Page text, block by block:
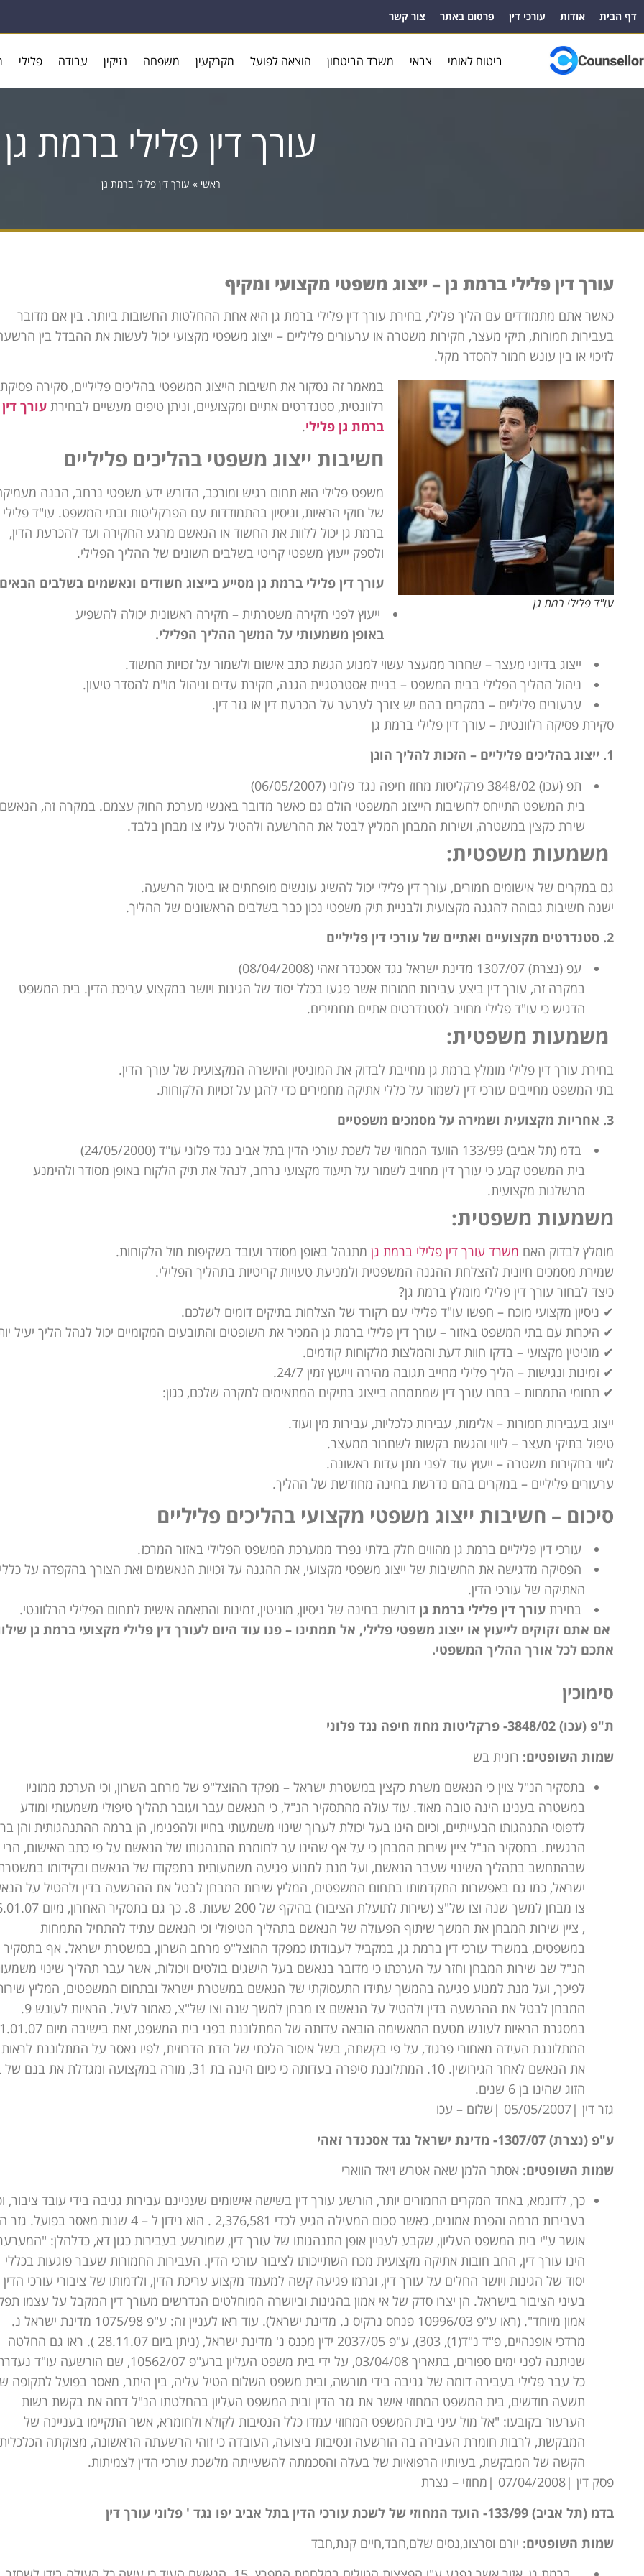
דף הבית אודות עורכי דין פרסום באתר צור קשר
ביטוח לאומי צבאי משרד הביטחון הוצאה לפועל מקרקעין משפחה נזיקין עבודה פלילי
עורך דין פלילי ברמת גן
ראשי » עורך דין פלילי ברמת גן
עורך דין פלילי ברמת גן – ייצוג משפטי מקצועי ומקיף
כאשר אתם מתמודדים עם הליך פלילי, בחירת עורך דין פלילי ברמת גן היא אחת ההחלטות החשובות ביותר. בין אם מדובר
בעבירות חמורות, תיקי מעצר, חקירות משטרה או ערעורים פליליים – ייצוג משפטי מקצועי יכול לעשות את ההבדל בין
לזיכוי או בין עונש חמור להסדר מקל.
עו"ד פלילי רמת גן
במאמר זה נסקור את חשיבות הייצוג המשפטי בהליכים פליליים, סקירה
רלוונטית, סטנדרטים אתיים ומקצועיים, וניתן טיפים מעשיים לבחירת עורך דין
ברמת גן פלילי.
חשיבות ייצוג משפטי בהליכים פליליים
משפט פלילי הוא תחום רגיש ומורכב, הדורש ידע משפטי נרחב, הבנה
של חוקי הראיות, וניסיון בהתמודדות עם הפרקליטות ובתי המשפט. עו"ד פלילי
ברמת גן יכול ללוות את החשוד או הנאשם מרגע החקירה ועד להכרעת הדין,
ולספק ייעוץ משפטי קריטי בשלבים השונים של ההליך הפלילי.
עורך דין פלילי ברמת גן מסייע בייצוג חשודים ונאשמים בשלבים
ייעוץ לפני חקירה משטרתית – חקירה ראשונית יכולה להשפיע
באופן משמעותי על המשך ההליך הפלילי.
ייצוג בדיוני מעצר – שחרור ממעצר עשוי למנוע הגשת כתב אישום ולשמור על זכויות החשוד.
ניהול ההליך הפלילי בבית המשפט – בניית אסטרטגיית הגנה, חקירת עדים וניהול מו"מ להסדר טיעון.
ערעורים פליליים – במקרים בהם יש צורך לערער על הכרעת דין או גזר דין.
סקירת פסיקה רלוונטית – עורך דין פלילי ברמת גן
1. ייצוג בהליכים פליליים – הזכות להליך הוגן
תפ (עכו) 3848/02 פרקליטות מחוז חיפה נגד פלוני (06/05/2007)
בית המשפט התייחס לחשיבות הייצוג המשפטי הולם גם כאשר מדובר באנשי מערכת החוק עצמם. במקרה זה, הנאשם
שירת כקצין במשטרה, ושירות המבחן המליץ לבטל את ההרשעה ולהטיל עליו צו מבחן בלבד.
משמעות משפטית:
גם במקרים של אישומים חמורים, עורך דין פלילי יכול להשיג עונשים מופחתים או ביטול הרשעה.
ישנה חשיבות גבוהה להגנה מקצועית ולבניית תיק משפטי נכון כבר בשלבים הראשונים של ההליך.
2. סטנדרטים מקצועיים ואתיים של עורכי דין פליליים
עפ (נצרת) 1307/07 מדינת ישראל נגד אסכנדר זאהי (08/04/2008)
במקרה זה, עורך דין ביצע עבירות חמורות אשר פגעו בכלל יסוד של הגינות ויושר במקצוע עריכת הדין. בית המשפט
הדגיש כי עו"ד פלילי מחויב לסטנדרטים אתיים מחמירים.
משמעות משפטית:
בחירת עורך דין פלילי מומלץ ברמת גן מחייבת לבדוק את המוניטין והיושרה המקצועית של עורך הדין.
בתי המשפט מחייבים עורכי דין לשמור על כללי אתיקה מחמירים כדי להגן על זכויות הלקוחות.
3. אחריות מקצועית ושמירה על מסמכים משפטיים
בדמ (תל אביב) 133/99 הוועד המחוזי של לשכת עורכי הדין בתל אביב נגד פלוני עו"ד (24/05/2000)
בית המשפט קבע כי עורך דין מחויב לשמור על תיעוד מקצועי נרחב, לנהל את תיק הלקוח באופן מסודר ולהימנע
מרשלנות מקצועית.
משמעות משפטית:
מומלץ לבדוק האם משרד עורך דין פלילי ברמת גן מתנהל באופן מסודר ועובד בשקיפות מול הלקוחות.
שמירת מסמכים חיונית להצלחת ההגנה המשפטית ולמניעת טעויות קריטיות בתהליך הפלילי.
כיצד לבחור עורך דין פלילי מומלץ ברמת גן?
✔ ניסיון מקצועי מוכח – חפשו עו"ד פלילי עם רקורד של הצלחות בתיקים דומים לשלכם.
✔ היכרות עם בתי המשפט באזור – עורך דין פלילי ברמת גן המכיר את השופטים והתובעים המקומיים יכול לנהל הליך יעיל
✔ מוניטין מקצועי – בדקו חוות דעת והמלצות מלקוחות קודמים.
✔ זמינות ונגישות – הליך פלילי מחייב תגובה מהירה וייעוץ זמין 24/7.
✔ תחומי התמחות – בחרו עורך דין שמתמחה בייצוג בתיקים המתאימים למקרה שלכם, כגון:
ייצוג בעבירות חמורות – אלימות, עבירות כלכליות, עבירות מין ועוד.
טיפול בתיקי מעצר – ליווי והגשת בקשות לשחרור ממעצר.
ליווי בחקירות משטרה – ייעוץ עוד לפני מתן עדות ראשונה.
ערעורים פליליים – במקרים בהם נדרשת בחינה מחודשת של ההליך.
סיכום – חשיבות ייצוג משפטי מקצועי בהליכים פליליים
עורכי דין פליליים ברמת גן מהווים חלק בלתי נפרד ממערכת המשפט הפלילי באזור המרכז.
הפסיקה מדגישה את החשיבות של ייצוג משפטי מקצועי, את ההגנה על זכויות הנאשמים ואת הצורך בהקפדה על כללי
האתיקה של עורכי הדין.
בחירת עורך דין פלילי ברמת גן דורשת בחינה של ניסיון, מוניטין, זמינות והתאמה אישית לתחום הפלילי הרלוונטי.
אם אתם זקוקים לייעוץ או ייצוג משפטי פלילי, אל תמתינו – פנו עוד היום לעורך דין פלילי מקצועי ברמת גן
אתכם לכל אורך ההליך המשפטי.
סימוכין
ת"פ (עכו) 3848/02- פרקליטות מחוז חיפה נגד פלוני
שמות השופטים: רונית בש
בתסקיר הנ"ל צוין כי הנאשם משרת כקצין במשטרת ישראל – מפקד ההוצל"פ של מרחב השרון, וכי הערכת ממוניו
במשטרה בענינו הינה טובה מאוד. עוד עולה מהתסקיר הנ"ל, כי הנאשם עבר ועובר תהליך טיפולי משמעותי ומודע
לדפוסי התנהגותו הבעייתיים, וכיום הינו בעל יכולת לערוך שינוי משמעותי בחייו ולהפנימו, הן ברמה ההתנהגותית והן
הרגשית. בתסקיר הנ"ל ציין שירות המבחן כי על אף שהינו ער לחומרת התנהגותו של הנאשם על פי כתב האישום, הרי
שבהתחשב בתהליך השינוי שעבר הנאשם, ועל מנת למנוע פגיעה משמעותית בתפקודו של הנאשם ובקידומו
ישראל, כמו גם באפשרות התקדמותו בתחום המשפטים, המליץ שירות המבחן לבטל את ההרשעה בדין ולהטיל על
צו מבחן למשך שנה וצו של"צ (שירות לתועלת הציבור) בהיקף של 200 שעות. 8. כך
, ציין שירות המבחן את המשך שיתוף הפעולה של הנאשם בתהליך הטיפולי וכי הנאשם עתיד להתחיל התמחות
במשפטים, במשרד עורכי דין ברמת גן, במקביל לעבודתו כמפקד ההוצל"פ מרחב השרון, במשטרת ישראל. אף בתסקיר
הנ"ל שב שירות המבחן וחזר על הערכתו כי מדובר בנאשם בעל הישגים בולטים ויכולות, אשר עבר תהליך שינוי
לפיכך, ועל מנת למנוע פגיעה בהמשך עתידו התעסוקתי של הנאשם במשטרת ישראל ובתחום המשפטים, המליץ
המבחן לבטל את ההרשעה בדין ולהטיל על הנאשם צו מבחן למשך שנה וצו של"צ, כאמור לעיל. הראיות לעונש 9.
המתלוננת העידה מאחורי פרגוד, על פי בקשתה, בשל איסור הלכתי של הדת הדרוזית, לפיו נאסר על המתלוננת לראות
את הנאשם לאחר הגירושין. 10. המתלוננת סיפרה בעדותה כי כיום הינה בת 31, מורה במקצועה ומגדלת את
הזוג שהינו בן 6 שנים.
גזר דין |05/05/2007 |שלום – עכו
ע"פ (נצרת) 1307/07- מדינת ישראל נגד אסכנדר זאהי
שמות השופטים: אסתר הלמן שאה אטרש זיאד הווארי
כך, לדוגמא, באחד המקרים החמורים יותר, הורשע עורך דין בשישה אישומים שעניינם עבירות גניבה בידי עובד ציבור,
בעבירות מרמה והפרת אמונים, כאשר סכום המעילה הגיע לכדי 2,376,581 . הוא נידון ל – 4 שנות מאסר
אושר ע"י בית המשפט העליון, שקבע לעניין אופן התנהגותו של עורך דין, שמורשע בעבירות כגון דא, כדלהלן:
הינו עורך דין, החב חובות אתיקה מקצועית מכח השתייכותו לציבור עורכי הדין. העבירות החמורות שעבר פוגעות בכללי
יסוד של הגינות ויושר החלים על עורך דין, וגרמו פגיעה קשה למעמד מקצוע עריכת הדין, ולדמותו של ציבורי עורכי הדין
בעיני הציבור בישראל. הן יצרו סדק של אי אמון בהגינות וביושרה המוחלטים הנדרשים מעורך דין המקבל על עצמו
אמון מיוחד". (ראו ע"פ 10996/03 פנחס נרקיס נ. מדינת ישראל). עוד ראו לעניין זה: ע"פ 1075/98 מדינת ישראל נ.
מרדכי אופנהיים, פ"ד נ"ד(1), 303), ע"פ 2037/05 ידין מכנס נ' מדינת ישראל, (ניתן ביום 28.11.07 ). ראו גם החלטה
שניתנה לפני ימים ספורים, בתאריך 03/04/08, על ידי בית משפט העליון ברע"פ 10562/07, שם הורשעה עו"ד
כל עבר פלילי בעבירה דומה של גניבה בידי מורשה, ובית משפט השלום הטיל עליה, בין היתר, מאסר בפועל לתקופה
תשעה חודשים, בית המשפט המחוזי אישר את גזר הדין ובית המשפט העליון בהחלטתו הנ"ל דחה את בקשת רשות
הערעור בקובעו: "אל מול עיני בית המשפט המחוזי עמדו כלל הנסיבות לקולא ולחומרא, אשר התקיימו בעניינה של
המבקשת, לרבות חומרת העבירה בה הורשעה ונסיבות ביצועה, העובדה כי זוהי הרשעתה הראשונה, מצוקתה הכלכלית
הקשה של המבקשת, בעיותיו הרפואיות של בעלה והסכמתה להשעייתה מלשכת עורכי הדין לצמיתות.
פסק דין |07/04/2008 |מחוזי – נצרת
בדמ (תל אביב) 133/99- הועד המחוזי של לשכת עורכי הדין בתל אביב יפו נגד ' פלוני עורך דין
שמות השופטים: יורם וסרצוג,נסים שלם,חבד,חיים קנת,חבד